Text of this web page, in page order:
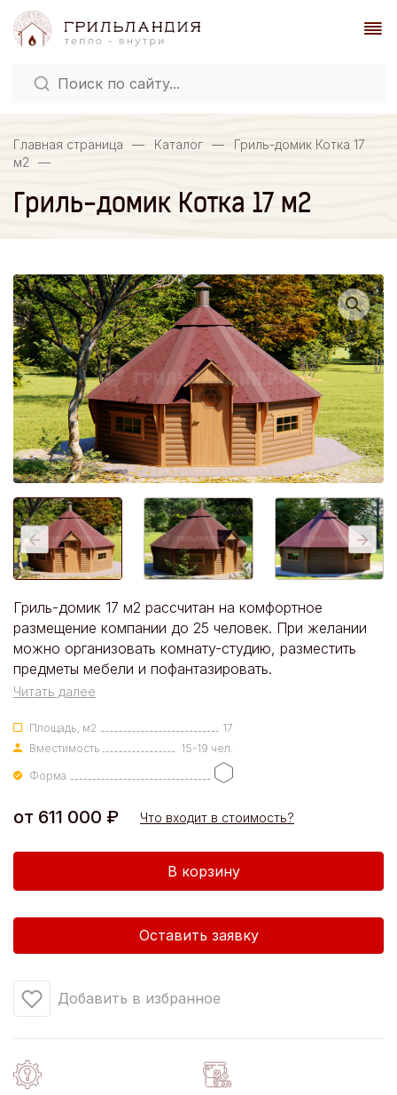
Главная страница — Каталог —
Гриль-домик Котка 17
м2
—
Гриль-домик Котка 17 м2
Гриль-домик 17 м2 рассчитан на комфортное
размещение компании до 25 человек. При желании
можно организовать комнату-студию, разместить
предметы мебели и пофантазировать.
Читать далее
Площадь, м2
17
Вместимость
15-19 чел.
Форма
от 611 000 ₽ Что входит в стоимость?
товара
м2
В корзину
Оставить заявку
Добавить в избранное